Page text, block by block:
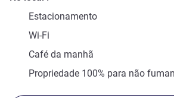
Estacionamento
Wi-Fi
Café da manhã
Propriedade 100% para não